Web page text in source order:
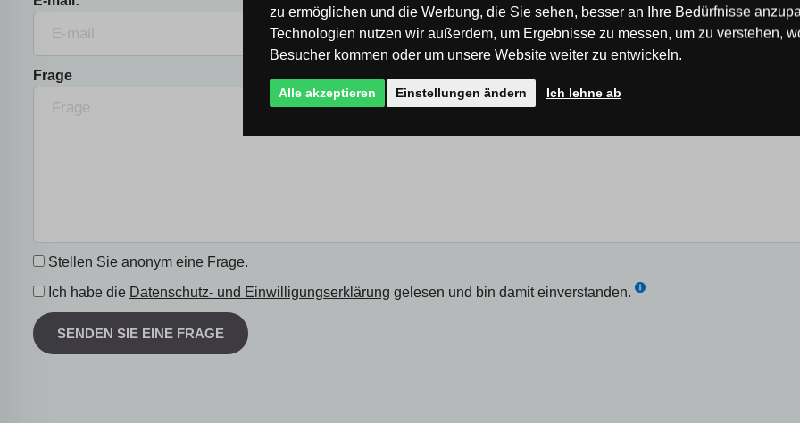
Frage
Stellen Sie anonym eine Frage.
Ich habe die Datenschutz- und Einwilligungserklärung gelesen und bin damit einverstanden.
SENDEN SIE EINE FRAGE
zu ermöglichen und die Werbung, die Sie sehen, besser an Ihre Bedürfnisse
Technologien nutzen wir außerdem, um Ergebnisse zu messen, um zu verstehen,
Besucher kommen oder um unsere Website weiter zu entwickeln.
Alle akzeptieren Einstellungen ändern Ich lehne ab